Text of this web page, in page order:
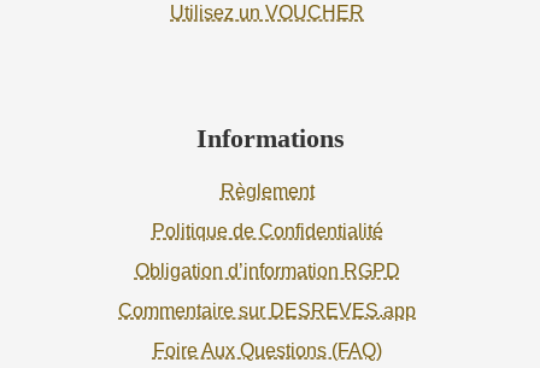
Utilisez un VOUCHER
Informations
Règlement
Politique de Confidentialité
Obligation d’information RGPD
Commentaire sur DESREVES.app
Foire Aux Questions (FAQ)